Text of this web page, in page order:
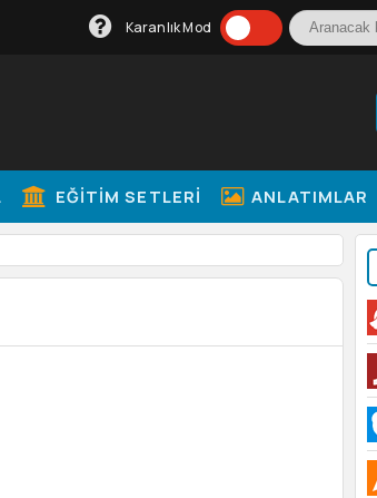
Karanlık Mod
EĞITIM SETLERI ANLATIMLAR